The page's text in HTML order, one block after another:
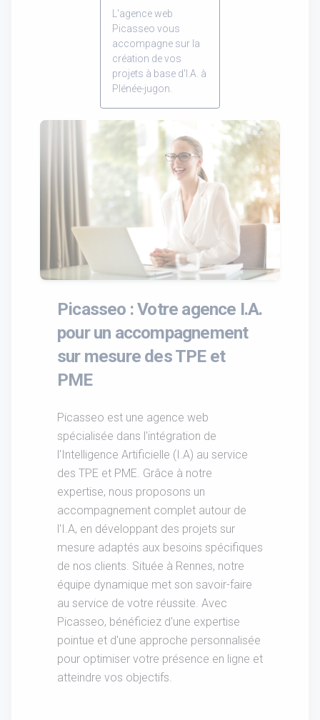
L'agence web
Picasseo vous
accompagne sur la
création de vos
projets à base d'I.A. à
Plénée-jugon.
Picasseo : Votre agence I.A.
pour un accompagnement
sur mesure des TPE et
PME
Picasseo est une agence web
spécialisée dans l'intégration de
l'Intelligence Artificielle (I.A) au service
des TPE et PME. Grâce à notre
expertise, nous proposons un
accompagnement complet autour de
l'I.A, en développant des projets sur
mesure adaptés aux besoins spécifiques
de nos clients. Située à Rennes, notre
équipe dynamique met son savoir-faire
au service de votre réussite. Avec
Picasseo, bénéficiez d'une expertise
pointue et d'une approche personnalisée
pour optimiser votre présence en ligne et
atteindre vos objectifs.